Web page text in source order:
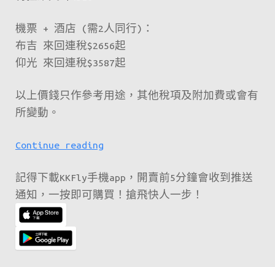
機票 + 酒店 (需2人同行)：
布吉 來回連稅$2656起
仰光 來回連稅$3587起
以上價錢只作參考用途，其他稅項及附加費或會有
所變動。
Continue reading新
期
fanfares
記得下載KKFly手機app，開賣前5分鐘會收到推送
通知，一按即可購買！搶飛快人一步！